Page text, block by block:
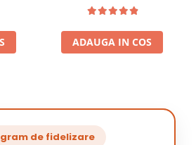
ADAUGA IN COS
de fidelizare